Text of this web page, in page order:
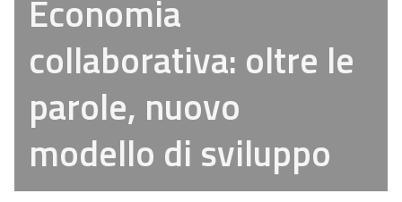
Economia
collaborativa: oltre le
parole, nuovo
modello di sviluppo